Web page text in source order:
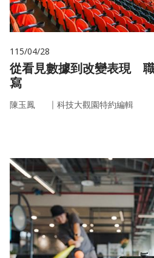
115/04/28
從看見數據到改變表現
寫
陳玉鳳 ｜ 科技大觀園特約編輯